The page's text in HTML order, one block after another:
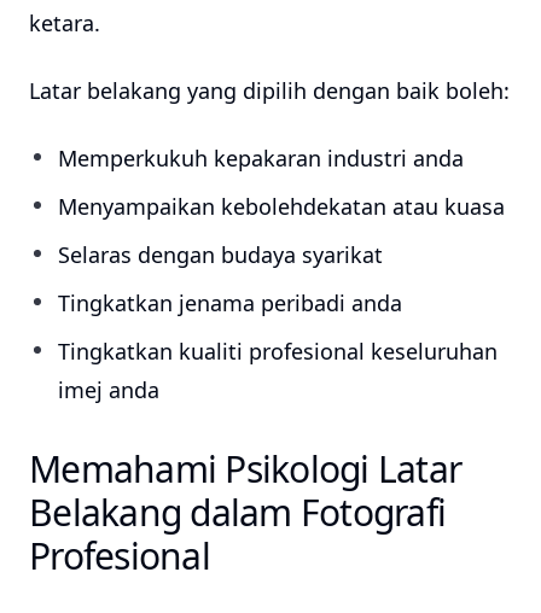
ketara.
Latar belakang yang dipilih dengan baik boleh:
Memperkukuh kepakaran industri anda
Menyampaikan kebolehdekatan atau kuasa
Selaras dengan budaya syarikat
Tingkatkan jenama peribadi anda
Tingkatkan kualiti profesional keseluruhan
imej anda
Memahami Psikologi Latar
Belakang dalam Fotografi
Profesional